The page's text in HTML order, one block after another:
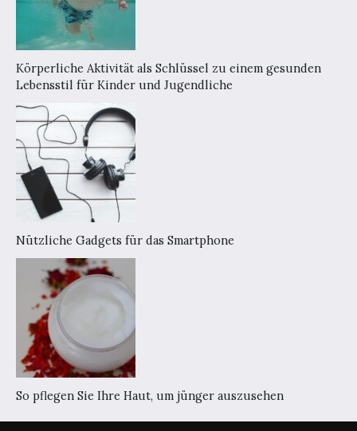
Körperliche Aktivität als Schlüssel zu einem gesunden
Lebensstil für Kinder und Jugendliche
Nützliche Gadgets für das Smartphone
So pflegen Sie Ihre Haut, um jünger auszusehen